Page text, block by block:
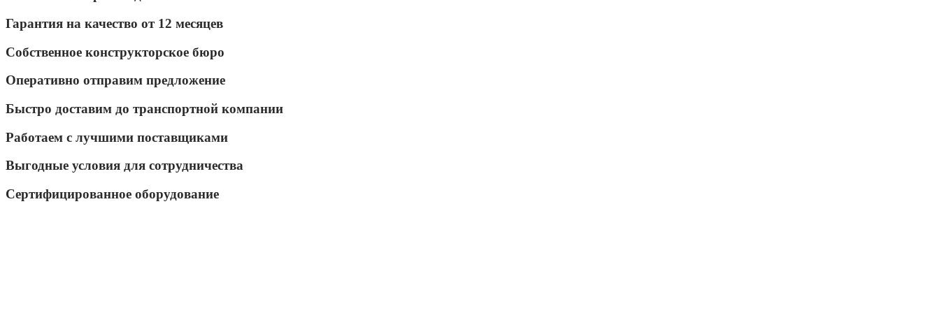
Гарантия на качество от 12 месяцев
Собственное конструкторское бюро
Оперативно отправим предложение
Быстро доставим до транспортной компании
Работаем с лучшими поставщиками
Выгодные условия для сотрудничества
Сертифицированное оборудование